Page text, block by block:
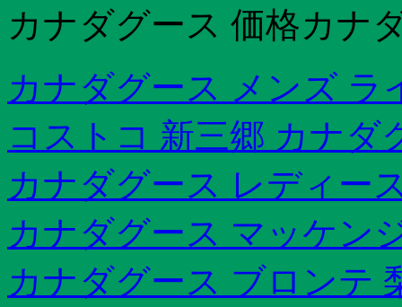
カナダグース 価格カナ
カナダグース メンズ ラ
コストコ 新三郷 カナダ
カナダグース レディー
カナダグース マッケン
カナダグース ブロンテ